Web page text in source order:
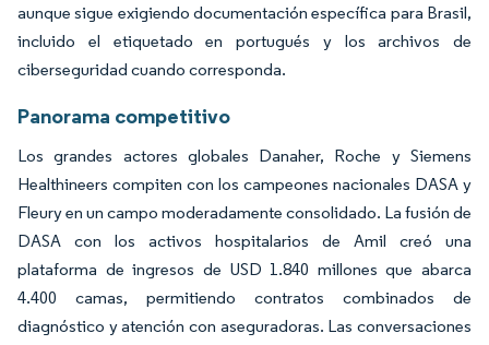
aunque sigue exigiendo documentación específica para Brasil,
incluido el etiquetado en portugués y los archivos de
ciberseguridad cuando corresponda.
Panorama competitivo
Los grandes actores globales Danaher, Roche y Siemens
Healthineers compiten con los campeones nacionales DASA y
Fleury en un campo moderadamente consolidado. La fusión de
DASA con los activos hospitalarios de Amil creó una
plataforma de ingresos de USD 1.840 millones que abarca
4.400 camas, permitiendo contratos combinados de
diagnóstico y atención con aseguradoras. Las conversaciones